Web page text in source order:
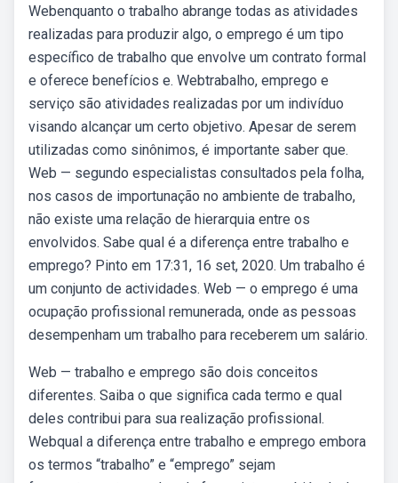
Webenquanto o trabalho abrange todas as atividades
realizadas para produzir algo, o emprego é um tipo
específico de trabalho que envolve um contrato formal
e oferece benefícios e. Webtrabalho, emprego e
serviço são atividades realizadas por um indivíduo
visando alcançar um certo objetivo. Apesar de serem
utilizadas como sinônimos, é importante saber que.
Web — segundo especialistas consultados pela folha,
nos casos de importunação no ambiente de trabalho,
não existe uma relação de hierarquia entre os
envolvidos. Sabe qual é a diferença entre trabalho e
emprego? Pinto em 17:31, 16 set, 2020. Um trabalho é
um conjunto de actividades. Web — o emprego é uma
ocupação profissional remunerada, onde as pessoas
desempenham um trabalho para receberem um salário.
Web — trabalho e emprego são dois conceitos
diferentes. Saiba o que significa cada termo e qual
deles contribui para sua realização profissional.
Webqual a diferença entre trabalho e emprego embora
os termos “trabalho” e “emprego” sejam